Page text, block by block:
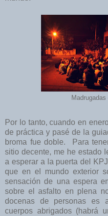
Por lo tanto, cuando en
de práctica y pasé de la
broma fue doble. Para
sitio decente, me he estado
a esperar a la puerta del
que en el mundo exterior
sensación de una espera
sobre el asfalto en plena
docenas de personas es
cuerpos abrigados (habrá